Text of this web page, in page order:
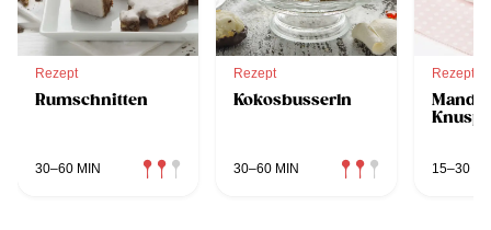
Rezept
Rumschnitten
30–60 MIN
Rezept
Kokosbusserln
30–60 MIN
Rezept
15–30